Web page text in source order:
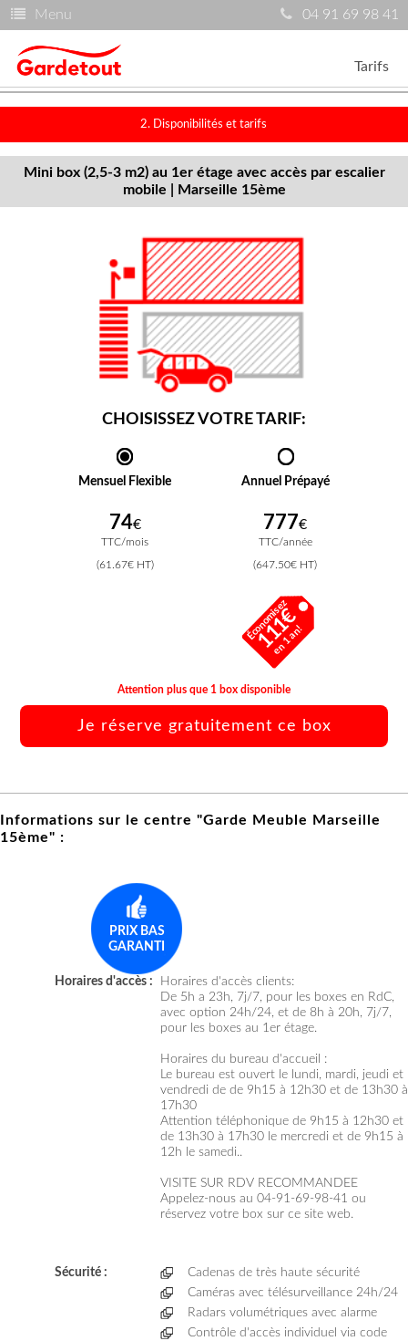
Menu 04 91 69 98 41
Tarifs
2. Disponibilités et tarifs
Mini box (2,5-3 m2) au 1er étage avec accès par escalier
mobile | Marseille 15ème
CHOISISSEZ VOTRE TARIF:
Mensuel Flexible
74€
TTC/mois
(61.67€ HT)
Annuel Prépayé
777€
TTC/année
(647.50€ HT)
Économisez
111€
en 1 an!
Attention plus que 1 box disponible
Informations sur le centre "Garde Meuble Marseille
15ème" :
PRIX BAS
GARANTI
Horaires d'accès :
Horaires d'accès clients:
De 5h a 23h, 7j/7, pour les boxes en RdC,
avec option 24h/24, et de 8h à 20h, 7j/7,
pour les boxes au 1er étage.
Horaires du bureau d'accueil :
Le bureau est ouvert le lundi, mardi, jeudi et
vendredi de de 9h15 à 12h30 et de 13h30 à
17h30
Attention téléphonique de 9h15 à 12h30 et
de 13h30 à 17h30 le mercredi et de 9h15 à
12h le samedi..
VISITE SUR RDV RECOMMANDEE
Appelez-nous au 04-91-69-98-41 ou
réservez votre box sur ce site web.
Sécurité :
Cadenas de très haute sécurité
Caméras avec télésurveillance 24h/24
Radars volumétriques avec alarme
Contrôle d'accès individuel via code